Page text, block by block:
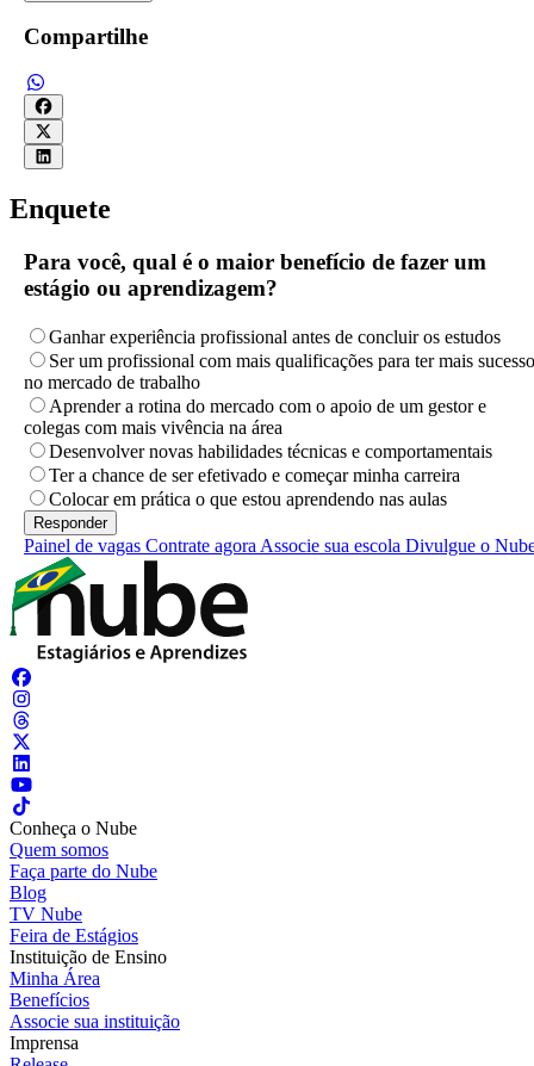
Compartilhe
Enquete
Para você, qual é o maior benefício de fazer um
estágio ou aprendizagem?
Ganhar experiência profissional antes de concluir os estudos
Ser um profissional com mais qualificações para ter mais sucesso
no mercado de trabalho
Aprender a rotina do mercado com o apoio de um gestor e
colegas com mais vivência na área
Desenvolver novas habilidades técnicas e comportamentais
Ter a chance de ser efetivado e começar minha carreira
Colocar em prática o que estou aprendendo nas aulas
Painel de vagas Contrate agora Associe sua escola Divulgue o
Conheça o Nube
Quem somos
Faça parte do Nube
Blog
TV Nube
Feira de Estágios
Instituição de Ensino
Minha Área
Benefícios
Associe sua instituição
Imprensa